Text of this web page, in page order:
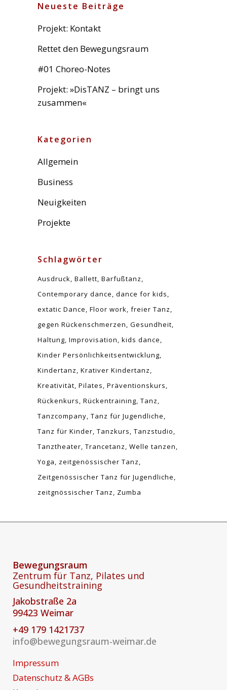
Neueste Beiträge
Projekt: Kontakt
Rettet den Bewegungsraum
#01 Choreo-Notes
Projekt: »DisTANZ – bringt uns
zusammen«
Kategorien
Allgemein
Business
Neuigkeiten
Projekte
Schlagwörter
Ausdruck Ballett Barfußtanz
Contemporary dance dance for kids
extatic Dance Floor work freier Tanz
gegen Rückenschmerzen Gesundheit
Haltung Improvisation kids dance
Kinder Persönlichkeitsentwicklung
Kindertanz Krativer Kindertanz
Kreativität Pilates Präventionskurs
Rückenkurs Rückentraining Tanz
Tanzcompany Tanz für Jugendliche
Tanz für Kinder Tanzkurs Tanzstudio
Tanztheater Trancetanz Welle tanzen
Yoga
zeitgenössischer Tanz
Zeitgenössischer Tanz für Jugendliche
zeitgnössischer Tanz
Zumba
Bewegungsraum
Zentrum für Tanz, Pilates und
Gesundheitstraining
Jakobstraße 2a
99423 Weimar
+49 179 1421737
info@bewegungsraum-weimar.de
Impressum
Datenschutz & AGBs